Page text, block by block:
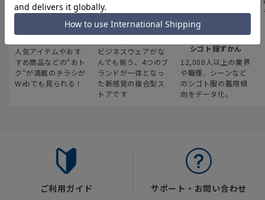
最新のお買い得情報
人気アイテムやおす
すめ商品などの“おト
ク“が満載のチラシが
Webでも見られる！
スーツスクエア
ビジネスウェアがな
んでも揃う、4つのブ
ランドが一体となっ
た新感覚の複合型ス
トアです
みんなの
シゴト服ずかん
12,000人以上の業界
や職種、シーンなど
のシゴト服の着用傾
向をデータ化。
ご利用ガイド サポート・お問い合わせ